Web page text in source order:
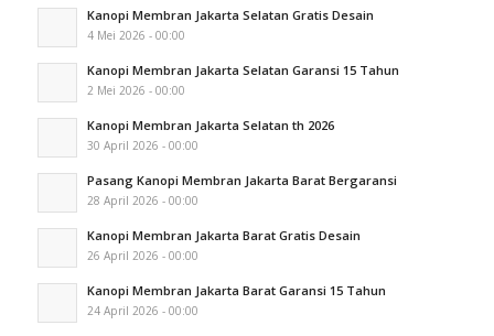
Kanopi Membran Jakarta Selatan Gratis Desain
4 Mei 2026 - 00:00
Kanopi Membran Jakarta Selatan Garansi 15 Tahun
2 Mei 2026 - 00:00
Kanopi Membran Jakarta Selatan th 2026
30 April 2026 - 00:00
Pasang Kanopi Membran Jakarta Barat Bergaransi
28 April 2026 - 00:00
Kanopi Membran Jakarta Barat Gratis Desain
26 April 2026 - 00:00
Kanopi Membran Jakarta Barat Garansi 15 Tahun
24 April 2026 - 00:00